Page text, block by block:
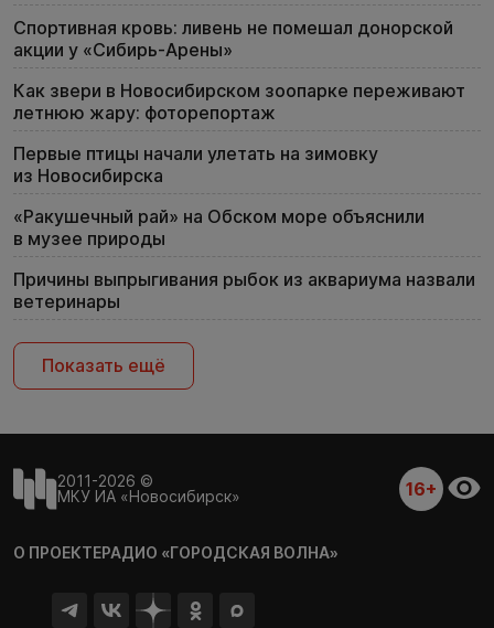
Спортивная кровь: ливень не помешал донорской
акции у «Сибирь-Арены»
Как звери в Новосибирском зоопарке переживают
летнюю жару: фоторепортаж
Первые птицы начали улетать на зимовку
из Новосибирска
«Ракушечный рай» на Обском море объяснили
в музее природы
Причины выпрыгивания рыбок из аквариума назвали
ветеринары
Показать ещё
2011-2026 ©
МКУ ИА «Новосибирск»
16+
О ПРОЕКТЕРАДИО «ГОРОДСКАЯ ВОЛНА»